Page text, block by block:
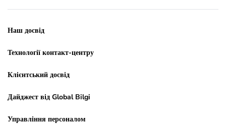
Наш досвід
Технології контакт-центру
Клієнтський досвід
Дайджест від Global Bilgi
Управління персоналом